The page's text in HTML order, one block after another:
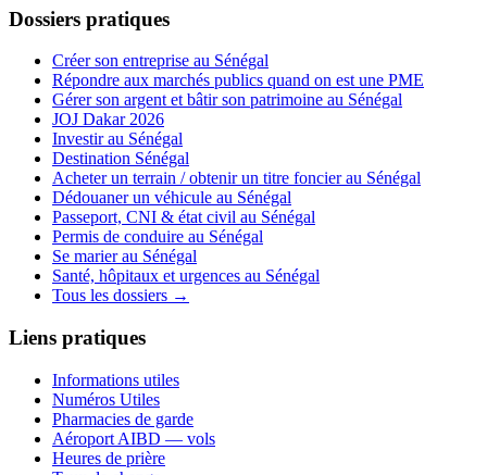
Dossiers pratiques
Créer son entreprise au Sénégal
Répondre aux marchés publics quand on est une PME
Gérer son argent et bâtir son patrimoine au Sénégal
JOJ Dakar 2026
Investir au Sénégal
Destination Sénégal
Acheter un terrain / obtenir un titre foncier au Sénégal
Dédouaner un véhicule au Sénégal
Passeport, CNI & état civil au Sénégal
Permis de conduire au Sénégal
Se marier au Sénégal
Santé, hôpitaux et urgences au Sénégal
Tous les dossiers →
Liens pratiques
Informations utiles
Numéros Utiles
Pharmacies de garde
Aéroport AIBD — vols
Heures de prière